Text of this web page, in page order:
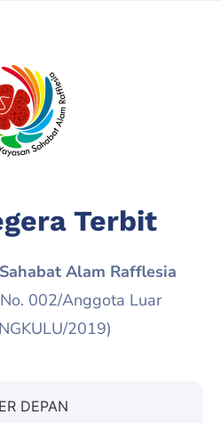
Terbit
Alam Rafflesia
002/Anggota Luar
2019)